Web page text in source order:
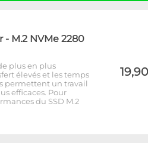
- M.2 NVMe 2280
plus en plus
élevés et les temps
permettent un travail
efficaces. Pour
du SSD M.2